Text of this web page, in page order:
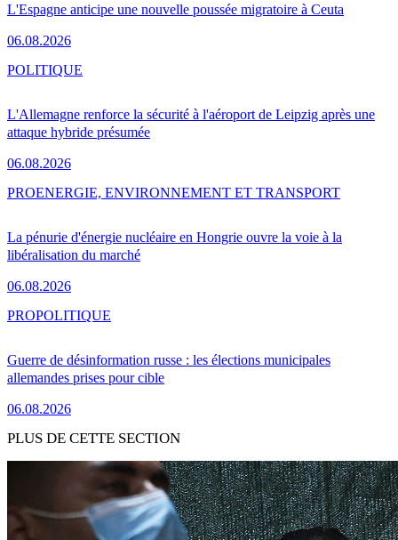
L'Espagne anticipe une nouvelle poussée migratoire à Ceuta
06.08.2026
L'Allemagne renforce la sécurité à l'aéroport de Leipzig après une
attaque hybride présumée
06.08.2026
POLITIQUE
La pénurie d'énergie nucléaire en Hongrie ouvre la voie à la
libéralisation du marché
06.08.2026
PROENERGIE, ENVIRONNEMENT ET TRANSPORT
Guerre de désinformation russe : les élections municipales
allemandes prises pour cible
06.08.2026
PROPOLITIQUE
PLUS DE CETTE SECTION